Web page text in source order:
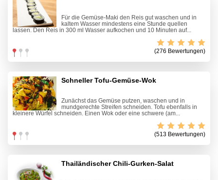
Für die Gemüse-Maki den Reis gut waschen und in
kaltem Wasser mindestens eine Stunde quellen
lassen. Den Reis in 300 ml Wasser aufkochen und 10 Minuten auf...
(276 Bewertungen)
Schneller Tofu-Gemüse-Wok
Zunächst das Gemüse putzen, waschen und in
mundgerechte Streifen schneiden. Tofu ebenfalls in
kleinere Würfel schneiden. Einen Wok oder eine schwere (am...
(513 Bewertungen)
Thailändischer Chili-Gurken-Salat